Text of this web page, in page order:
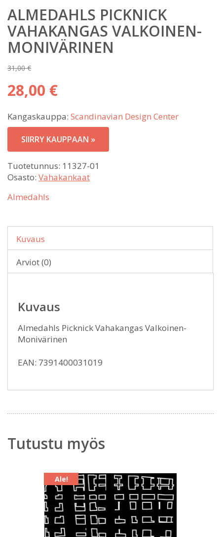
ALMEDAHLS PICKNICK
VAHAKANGAS VALKOINEN-
MONIVÄRINEN
31,00€
Alkuperäinen
hinta
31,00 €.
28,00 €
hinta
on:
28,00 €.
Kangaskauppa: Scandinavian Design Center
SIIRRY KAUPPAAN »
Tuotetunnus: 11327-01
Osasto: Vahakankaat
Almedahls
Kuvaus
Arviot (0)
Kuvaus
Almedahls Picknick Vahakangas Valkoinen-
Monivärinen
EAN: 7391400031019
Tutustu myös
Ale!